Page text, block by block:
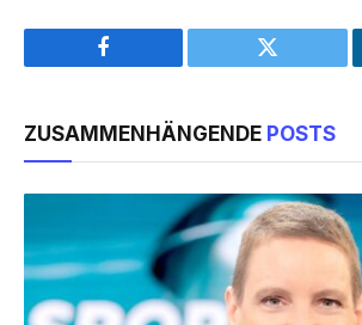
Facebook Twitter
ZUSAMMENHÄNGENDE POSTS